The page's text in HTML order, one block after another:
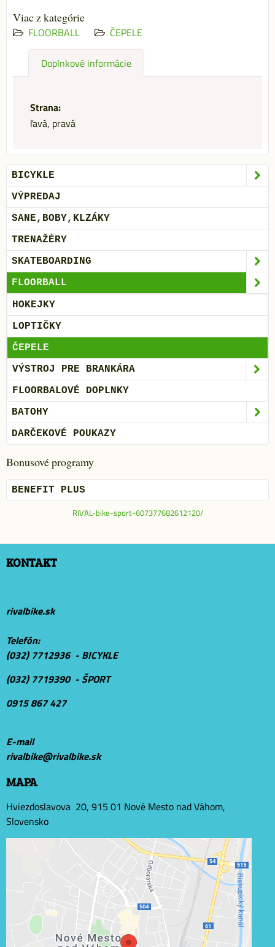
Viac z kategórie
FLOORBALL
ČEPELE
Doplnkové informácie
Strana:
ľavá, pravá
BICYKLE
VÝPREDAJ
SANE,BOBY,KLZÁKY
TRENAŽÉRY
SKATEBOARDING
FLOORBALL
HOKEJKY
LOPTIČKY
ČEPELE
VÝSTROJ PRE BRANKÁRA
FLOORBALOVÉ DOPLNKY
BATOHY
DARČEKOVÉ POUKAZY
Bonusové programy
BENEFIT PLUS
RIVAL-bike-sport-607377682612120/
KONTAKT
rivalbike.sk
Telefón:
(032) 7712936 - BICYKLE
(032) 7719390 - ŠPORT
0915 867 427
E-mail
rivalbike@rivalbike.sk
MAPA
Hviezdoslavova 20, 915 01 Nové Mesto nad Váhom,
Slovensko
Externý obsah je blokovaný Voľbami súkromia
Prajete si načítať externý obsah?